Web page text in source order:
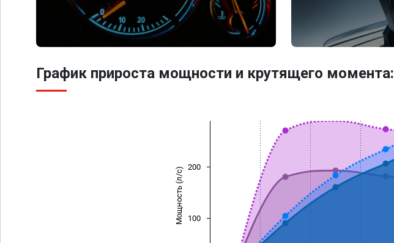
График прироста мощности и крутящего момента:
Мощность (л/с) 100
200